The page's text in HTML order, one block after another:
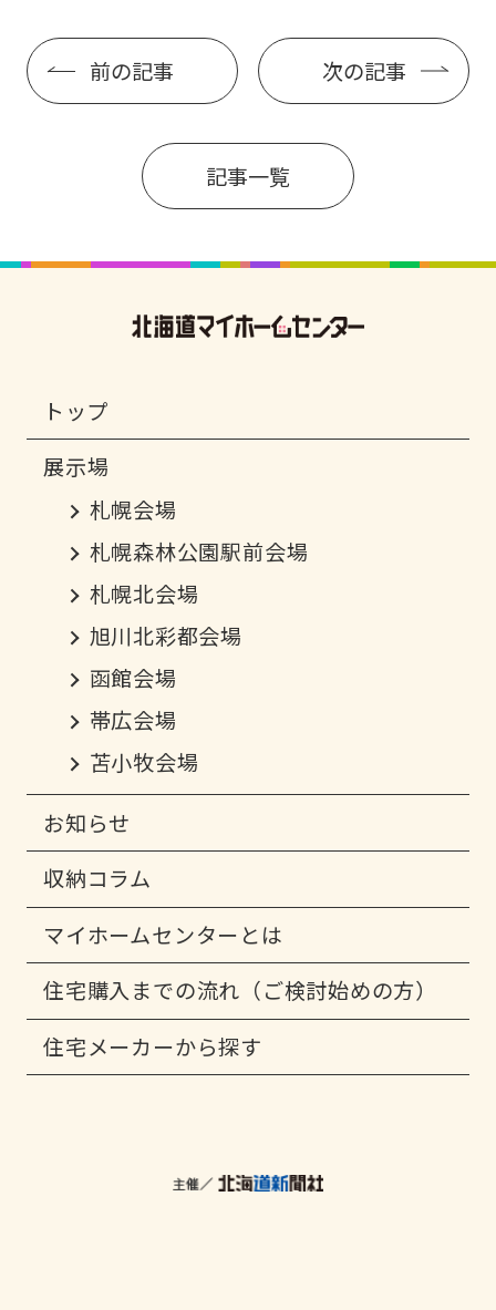
前の記事 次の記事
記事一覧
トップ
札幌会場
札幌森林公園駅前会場
札幌北会場
旭川北彩都会場
函館会場
帯広会場
苫小牧会場
お知らせ
収納コラム
マイホームセンターとは
住宅購入までの流れ（ご検討始めの方）
住宅メーカーから探す